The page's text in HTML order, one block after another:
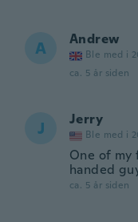
A Andrew
Ble med i
ca. 5 år siden
J Jerry
Ble med i
One of my
handed
ca. 5 år siden